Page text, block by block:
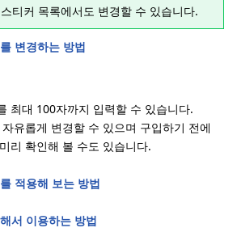
티커 목록에서도 변경할 수 있습니다.
변경하는 방법
최대 100자까지 입력할 수 있습니다.
유롭게 변경할 수 있으며 구입하기 전에
리 확인해 볼 수도 있습니다.
적용해 보는 방법
서 이용하는 방법